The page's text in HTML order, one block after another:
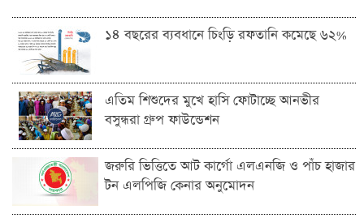
১৪ বছরের ব্যবধানে চিংড়ি রফতানি কমেছে ৬২%
এতিম শিশুদের মুখে হাসি ফোটাচ্ছে আনভীর
বসুন্ধরা গ্রুপ ফাউন্ডেশন
জরুরি ভিত্তিতে আট কার্গো এলএনজি ও পাঁচ হাজার
টন এলপিজি কেনার অনুমোদন